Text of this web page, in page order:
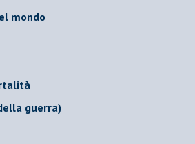
mondo
guerra)